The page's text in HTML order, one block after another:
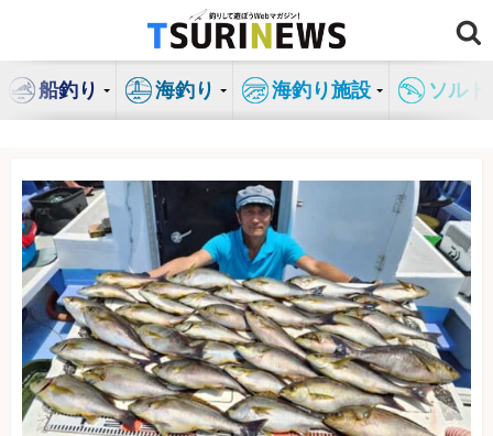
ン
船釣り 海釣り 海釣り施設 ソル